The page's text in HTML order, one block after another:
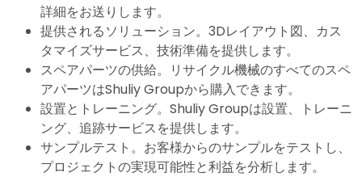
詳細をお送りします。
提供されるソリューション。3Dレイアウト図、カス
タマイズサービス、技術準備を提供します。
スペアパーツの供給。リサイクル機械のすべてのスペ
アパーツはShuliy Groupから購入できます。
設置とトレーニング。Shuliy Groupは設置、トレーニ
ング、追跡サービスを提供します。
サンプルテスト。お客様からのサンプルをテストし、
プロジェクトの実現可能性と利益を分析します。